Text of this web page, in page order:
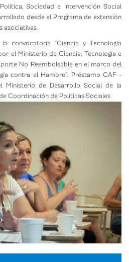
Sociedad e Intervención Social
desde el Programa de extensión
asociativas.
convocatoria "Ciencia y Tecnología
el Ministerio de Ciencia, Tecnología e
No Reembolsable en el marco del
contra el Hambre”. Préstamo CAF -
Ministerio de Desarrollo Social de la
Coordinación de Políticas Sociales